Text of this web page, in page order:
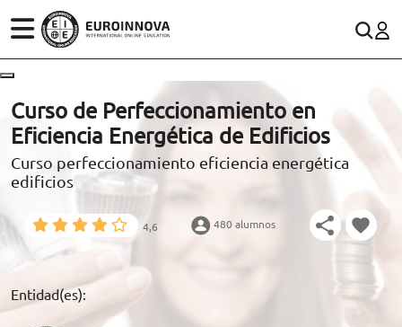
ESTUDIOS
CONOCE EUROINNOVA
BECAS Y FINANCIACIÓN
RECURSOS EDUCATIVOS
(+34)958 050 200 (gratuito en España)
900 831 200
TRABAJA CON NOSOTROS
Curso de Perfeccionamiento en
Eficiencia Energética de Edificios
Curso perfeccionamiento eficiencia energética
edificios
4,6 480 alumnos
Entidad(es):